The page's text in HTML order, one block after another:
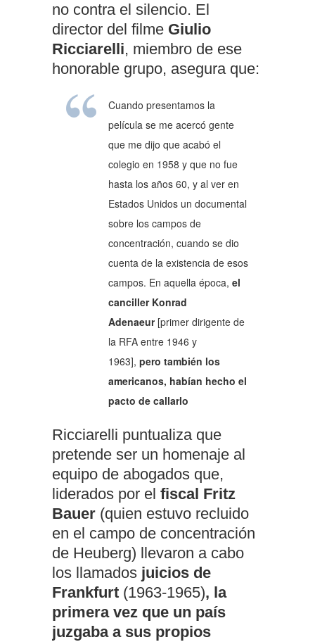
no contra el silencio. El
director del filme Giulio
Ricciarelli, miembro de ese
honorable grupo, asegura que:
Cuando presentamos la
película se me acercó gente
que me dijo que acabó el
colegio en 1958 y que no fue
hasta los años 60, y al ver en
Estados Unidos un documental
sobre los campos de
concentración, cuando se dio
cuenta de la existencia de esos
campos. En aquella época, el
canciller Konrad
Adenaeur [primer dirigente de
la RFA entre 1946 y
1963], pero también los
americanos, habían hecho el
pacto de callarlo
Ricciarelli puntualiza que
pretende ser un homenaje al
equipo de abogados que,
liderados por el fiscal Fritz
Bauer (quien estuvo recluido
en el campo de concentración
de Heuberg) llevaron a cabo
los llamados juicios de
Frankfurt (1963-1965), la
primera vez que un país
juzgaba a sus propios